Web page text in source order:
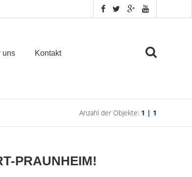
uns Kontakt
Anzahl der Objekte: 1 | 1
PRAUNHEIM!